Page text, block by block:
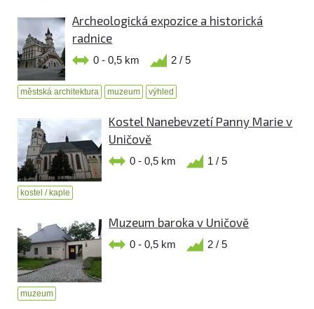
Archeologická expozice a historická
radnice
0 - 0,5 km 2 / 5
městská architektura muzeum výhled
Kostel Nanebevzetí Panny Marie v
Uničově
0 - 0,5 km 1 / 5
kostel / kaple
Muzeum baroka v Uničově
0 - 0,5 km 2 / 5
muzeum